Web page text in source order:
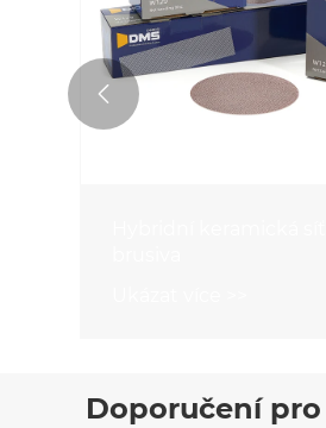

Doporučení